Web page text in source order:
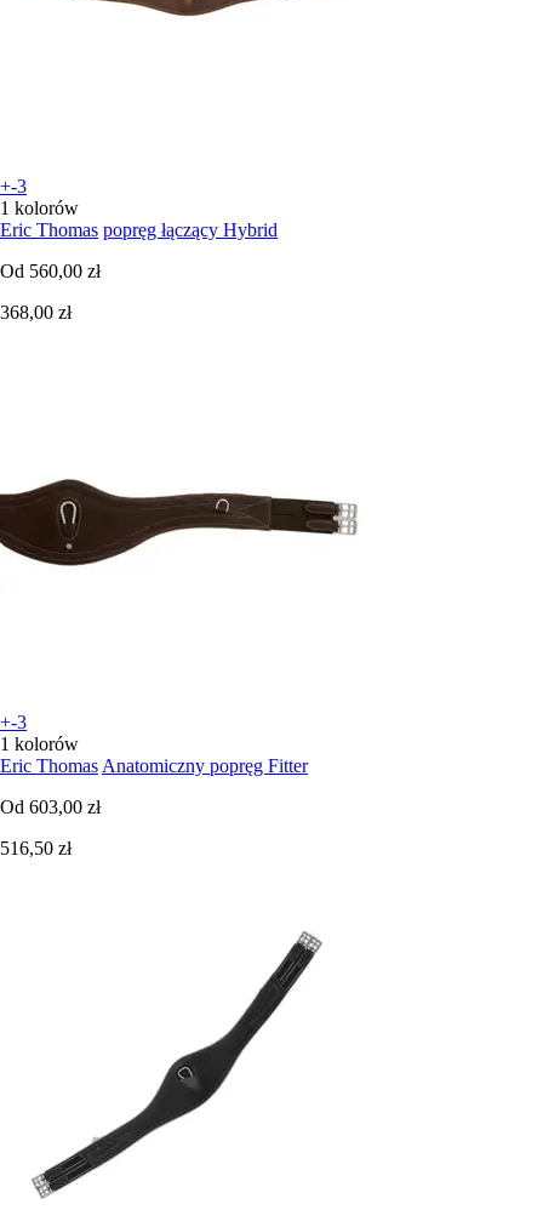
+-3
1 kolorów
Eric Thomas popręg łączący Hybrid
Od 560,00 zł
368,00 zł
+-3
1 kolorów
Eric Thomas Anatomiczny popręg Fitter
Od 603,00 zł
516,50 zł